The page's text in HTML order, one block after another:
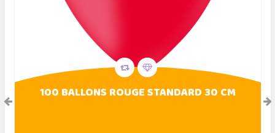
100 BALLONS ROUGE STANDARD 30 CM